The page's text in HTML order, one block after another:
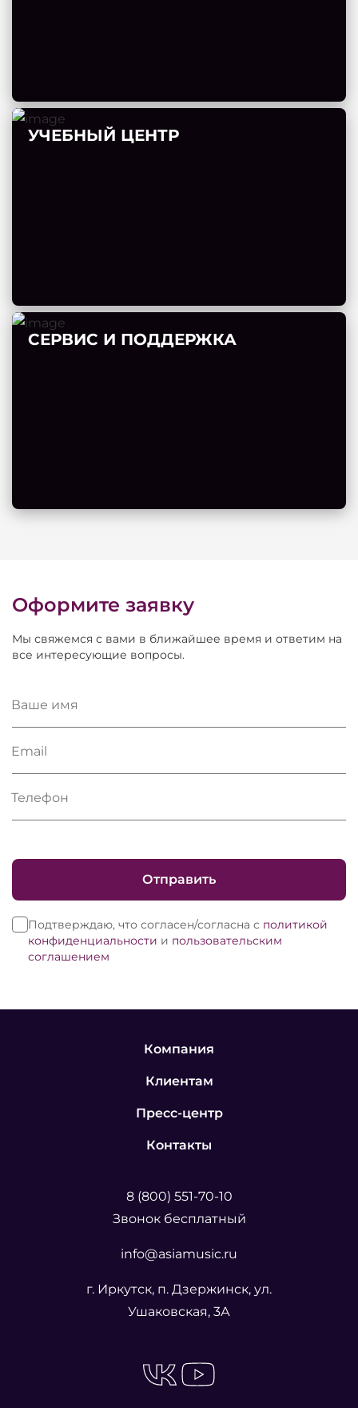
УЧЕБНЫЙ ЦЕНТР
СЕРВИС И ПОДДЕРЖКА
Оформите заявку
Мы свяжемся с вами в ближайшее время и ответим на
все интересующие вопросы.
Ваше имя
Email
Телефон
Подтверждаю, что согласен/согласна с политикой
конфиденциальности и пользовательским
соглашением
Отправить
Компания
Клиентам
Пресс-центр
Контакты
8 (800) 551-70-10
Звонок бесплатный
info@asiamusic.ru
г. Иркутск, п. Дзержинск, ул.
Ушаковская, 3А